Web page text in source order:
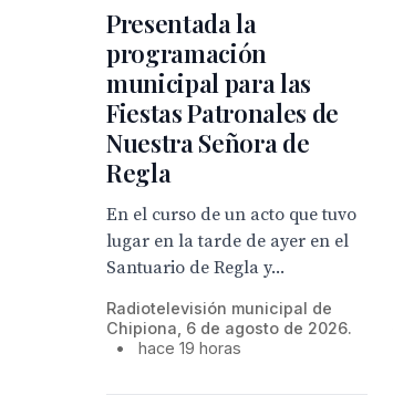
Presentada la
programación
municipal para las
Fiestas Patronales de
Nuestra Señora de
Regla
En el curso de un acto que tuvo
lugar en la tarde de ayer en el
Santuario de Regla y...
Radiotelevisión municipal de
Chipiona, 6 de agosto de 2026.
•
hace 19 horas